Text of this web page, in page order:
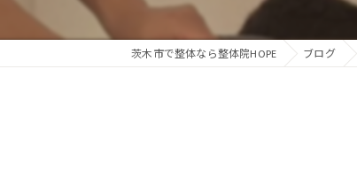
茨木市で整体なら整体院HOPE ブログ